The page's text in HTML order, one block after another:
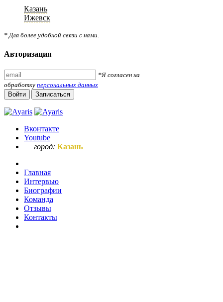
Казань
Ижевск
* Для более удобной связи с нами.
Авторизация
*Я согласен на
обработку персональных данных
Войти
Записаться
Вконтакте
Youtube
город: Казань
Главная
Интервью
Биографии
Команда
Отзывы
Контакты